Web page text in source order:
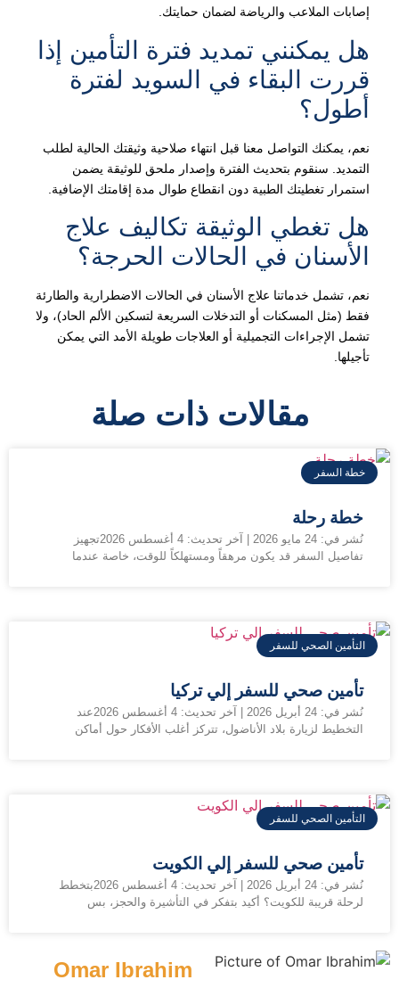
إصابات الملاعب والرياضة لضمان حمايتك.
هل يمكنني تمديد فترة التأمين إذا
قررت البقاء في السويد لفترة
أطول؟
نعم، يمكنك التواصل معنا قبل انتهاء صلاحية وثيقتك الحالية لطلب
التمديد. سنقوم بتحديث الفترة وإصدار ملحق للوثيقة يضمن
استمرار تغطيتك الطبية دون انقطاع طوال مدة إقامتك الإضافية.
هل تغطي الوثيقة تكاليف علاج
الأسنان في الحالات الحرجة؟
نعم، تشمل خدماتنا علاج الأسنان في الحالات الاضطرارية والطارئة
فقط (مثل المسكنات أو التدخلات السريعة لتسكين الألم الحاد)، ولا
تشمل الإجراءات التجميلية أو العلاجات طويلة الأمد التي يمكن
تأجيلها.
مقالات ذات صلة
خطة السفر
خطة رحلة
نُشر في: 24 مايو 2026 | آخر تحديث: 4 أغسطس 2026تجهيز
تفاصيل السفر قد يكون مرهقاً ومستهلكاً للوقت، خاصة عندما
التأمين الصحي للسفر
تأمين صحي للسفر إلي تركيا
نُشر في: 24 أبريل 2026 | آخر تحديث: 4 أغسطس 2026عند
التخطيط لزيارة بلاد الأناضول، تتركز أغلب الأفكار حول أماكن
التأمين الصحي للسفر
تأمين صحي للسفر إلي الكويت
نُشر في: 24 أبريل 2026 | آخر تحديث: 4 أغسطس 2026بتخطط
لرحلة قريبة للكويت؟ أكيد بتفكر في التأشيرة والحجز، بس
Omar Ibrahim